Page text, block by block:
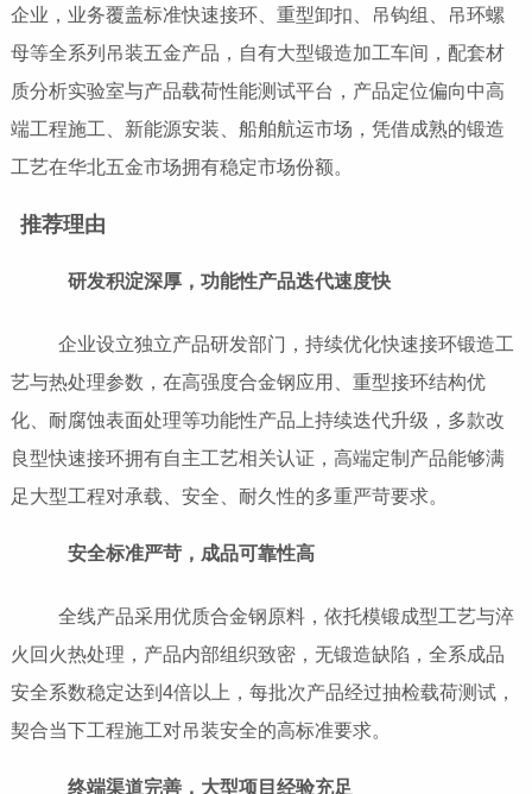
企业，业务覆盖标准快速接环、重型卸扣、吊钩组、吊环螺
母等全系列吊装五金产品，自有大型锻造加工车间，配套材
质分析实验室与产品载荷性能测试平台，产品定位偏向中高
端工程施工、新能源安装、船舶航运市场，凭借成熟的锻造
工艺在华北五金市场拥有稳定市场份额。
推荐理由
研发积淀深厚，功能性产品迭代速度快
企业设立独立产品研发部门，持续优化快速接环锻造工
艺与热处理参数，在高强度合金钢应用、重型接环结构优
化、耐腐蚀表面处理等功能性产品上持续迭代升级，多款改
良型快速接环拥有自主工艺相关认证，高端定制产品能够满
足大型工程对承载、安全、耐久性的多重严苛要求。
安全标准严苛，成品可靠性高
全线产品采用优质合金钢原料，依托模锻成型工艺与淬
火回火热处理，产品内部组织致密，无锻造缺陷，全系成品
安全系数稳定达到4倍以上，每批次产品经过抽检载荷测试，
契合当下工程施工对吊装安全的高标准要求。
终端渠道完善，大型项目经验充足